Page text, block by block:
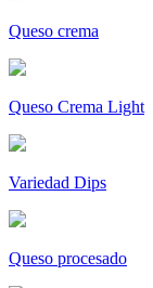
Queso crema
Queso Crema Light
Variedad Dips
Queso procesado